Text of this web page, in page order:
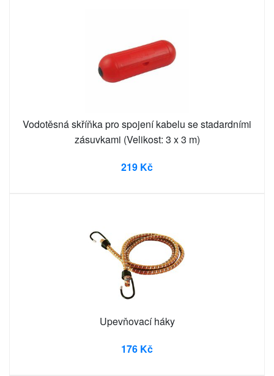
Vodotěsná skříňka pro spojení kabelu se stadardními
zásuvkami (Velikost: 3 x 3 m)
219 Kč
Upevňovací háky
176 Kč